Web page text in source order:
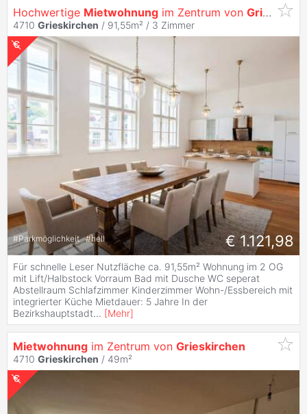
Hochwertige Mietwohnung im Zentrum von Grieskirchen
4710 Grieskirchen / 91,55m² / 3 Zimmer
#Parkmöglichkeit #hell € 1.121,98
Für schnelle Leser Nutzfläche ca. 91,55m² Wohnung im 2 OG
mit Lift/Halbstock Vorraum Bad mit Dusche WC seperat
Abstellraum Schlafzimmer Kinderzimmer Wohn-/Essbereich mit
integrierter Küche Mietdauer: 5 Jahre In der
Bezirkshauptstadt... [Mehr]
Mietwohnung im Zentrum von Grieskirchen
4710 Grieskirchen / 49m²